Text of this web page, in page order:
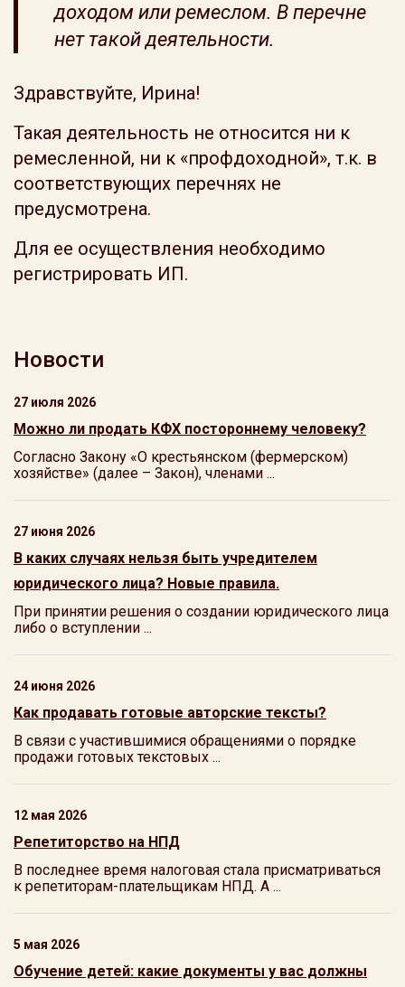
доходом или ремеслом. В перечне
нет такой деятельности.
Здравствуйте, Ирина!
Такая деятельность не относится ни к
ремесленной, ни к «профдоходной», т.к. в
соответствующих перечнях не
предусмотрена.
Для ее осуществления необходимо
регистрировать ИП.
Новости
27 июля 2026
Можно ли продать КФХ постороннему человеку?
Согласно Закону «О крестьянском (фермерском)
хозяйстве» (далее – Закон), членами ...
27 июня 2026
В каких случаях нельзя быть учредителем
юридического лица? Новые правила.
При принятии решения о создании юридического лица
либо о вступлении ...
24 июня 2026
Как продавать готовые авторские тексты?
В связи с участившимися обращениями о порядке
продажи готовых текстовых ...
12 мая 2026
Репетиторство на НПД
В последнее время налоговая стала присматриваться
к репетиторам-плательщикам НПД. А ...
5 мая 2026
Обучение детей: какие документы у вас должны